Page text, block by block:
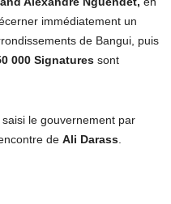
immédiatement un
de Bangui, puis
000 Signatures sont
le gouvernement par
de Ali Darass